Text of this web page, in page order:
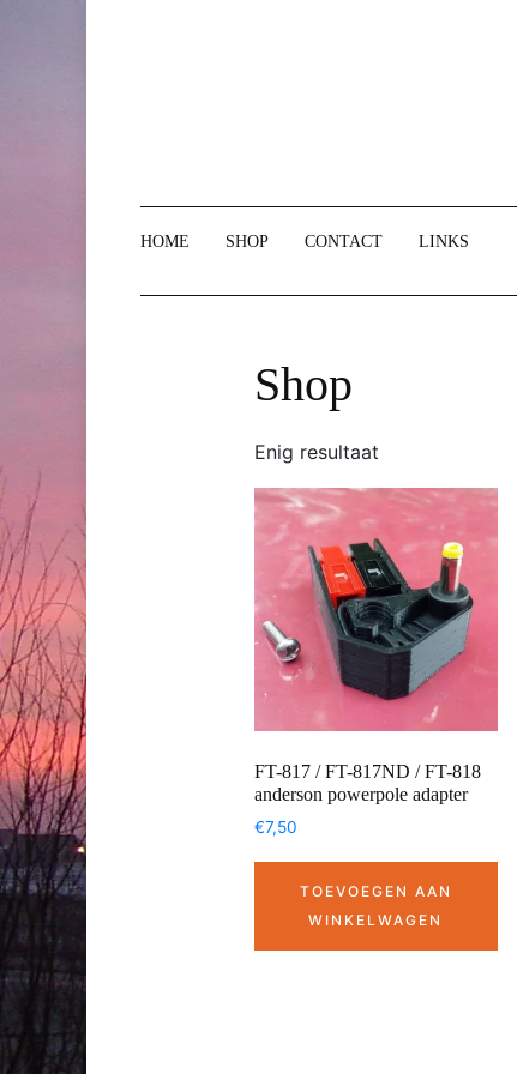
HOME SHOP CONTACT LINKS
Shop
Enig resultaat
FT-817 / FT-817ND / FT-818
anderson powerpole adapter
€7,50
TOEVOEGEN AAN
WINKELWAGEN